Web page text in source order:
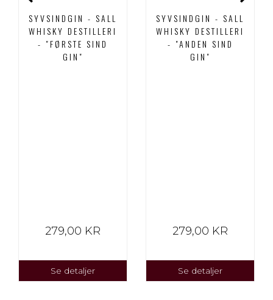
SYVSINDGIN - SALL
WHISKY DESTILLERI
- "FØRSTE SIND
GIN"
279,00 KR
Se detaljer
SYVSINDGIN - SALL
WHISKY DESTILLERI
- "ANDEN SIND
GIN"
279,00 KR
Se detaljer